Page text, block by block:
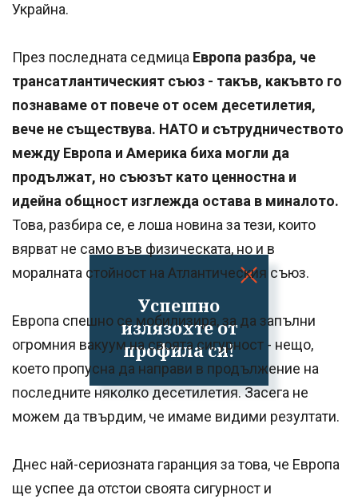
Успешно
излязохте от
профила си!
Украйна.
През последната седмица Европа разбра, че
трансатлантическият съюз - такъв, какъвто го
познаваме от повече от осем десетилетия,
вече не съществува. НАТО и сътрудничеството
между Европа и Америка биха могли да
продължат, но съюзът като ценностна и
идейна общност изглежда остава в миналото.
Това, разбира се, е лоша новина за тези, които
вярват не само във физическата, но и в
моралната стойност на Атлантическия съюз.
Европа спешно се мобилизира, за да запълни
огромния вакуум на своята сигурност - нещо,
което пропусна да направи в продължение на
последните няколко десетилетия. Засега не
можем да твърдим, че имаме видими резултати.
Днес най-сериозната гаранция за това, че Европа
ще успее да отстои своята сигурност и